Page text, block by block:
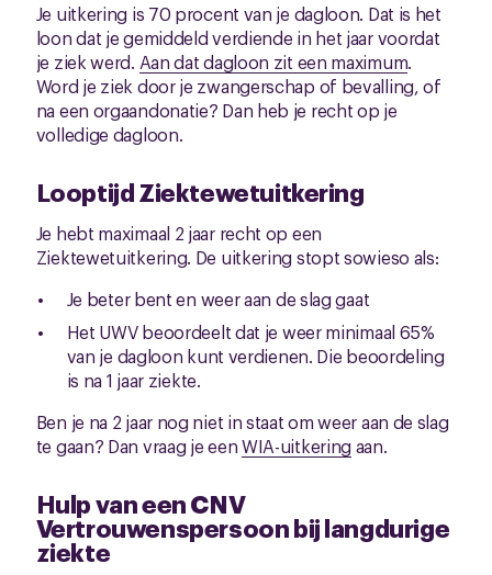
Je uitkering is 70 procent van je dagloon. Dat is het
loon dat je gemiddeld verdiende in het jaar voordat
je ziek werd. Aan dat dagloon zit een maximum.
Word je ziek door je zwangerschap of bevalling, of
na een orgaandonatie? Dan heb je recht op je
volledige dagloon.
Looptijd Ziektewetuitkering
Je hebt maximaal 2 jaar recht op een
Ziektewetuitkering. De uitkering stopt sowieso als:
Je beter bent en weer aan de slag gaat
Het UWV beoordeelt dat je weer minimaal 65%
van je dagloon kunt verdienen. Die beoordeling
is na 1 jaar ziekte.
Ben je na 2 jaar nog niet in staat om weer aan de slag
te gaan? Dan vraag je eenWIA-uitkering aan.
Hulp van een CNV
Vertrouwenspersoon bij langdurige
ziekte